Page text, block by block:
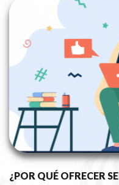
¿POR QUÉ OFRECER